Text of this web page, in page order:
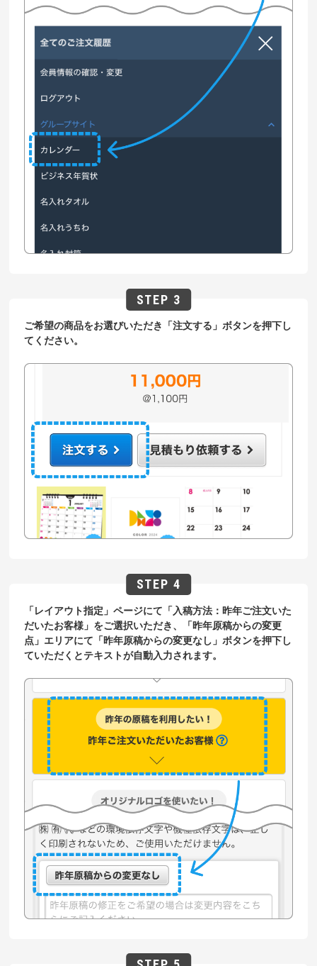
ご希望の商品をお選びいただき「注文する」ボタンを押下し
てください。
「レイアウト指定」ページにて「入稿方法：昨年ご注文いた
だいたお客様」をご選択いただき、「昨年原稿からの変更
点」エリアにて「昨年原稿からの変更なし」ボタンを押下し
ていただくとテキストが自動入力されます。